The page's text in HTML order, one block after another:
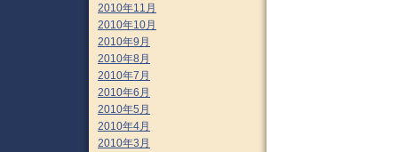
2010年11月
2010年10月
2010年9月
2010年8月
2010年7月
2010年6月
2010年5月
2010年4月
2010年3月